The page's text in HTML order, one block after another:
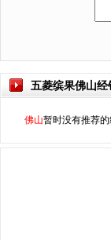
五菱缤果佛山经
佛山暂时没有推荐